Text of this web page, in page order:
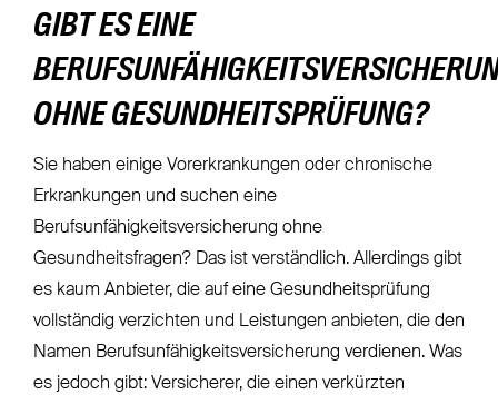
GIBT ES EINE
OHNE GESUNDHEITSPRÜFUNG?
Sie haben einige Vorerkrankungen oder chronische
Erkrankungen und suchen eine
Berufsunfähigkeitsversicherung ohne
Gesundheitsfragen? Das ist verständlich. Allerdings gibt
es kaum Anbieter, die auf eine Gesundheitsprüfung
vollständig verzichten und Leistungen anbieten, die den
Namen Berufsunfähigkeitsversicherung verdienen. Was
es jedoch gibt: Versicherer, die einen verkürzten